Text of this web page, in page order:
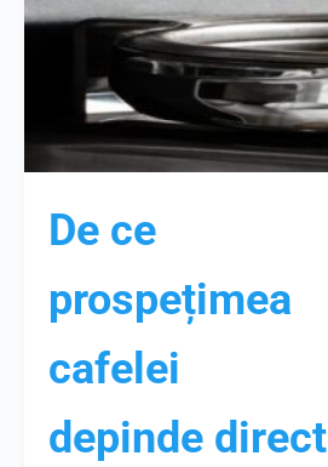
De ce
prospețimea
cafelei
depinde direct